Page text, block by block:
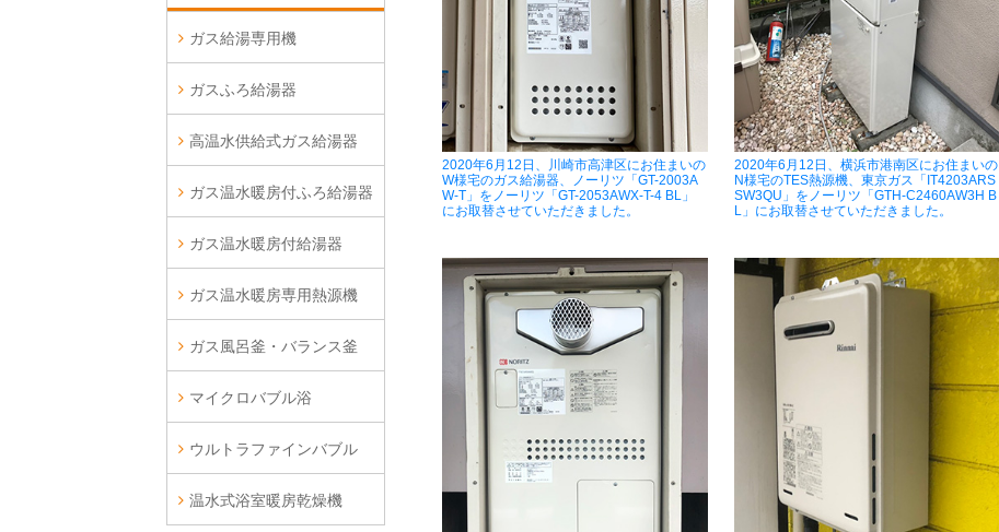
2020年6月12日、川崎市高津区にお住まいの
W様宅のガス給湯器、ノーリツ「GT-2003A
W-T」をノーリツ「GT-2053AWX-T-4 BL」
にお取替させていただきました。
2020年6月12日、横浜市港南区にお住まいの
N様宅のTES熱源機、東京ガス「IT4203ARS
SW3QU」をノーリツ「GTH-C2460AW3H B
L」にお取替させていただきました。
ガス給湯専用機
ガスふろ給湯器
高温水供給式ガス給湯器
ガス温水暖房付ふろ給湯器
ガス温水暖房付給湯器
ガス温水暖房専用熱源機
ガス風呂釜・バランス釜
マイクロバブル浴
ウルトラファインバブル
温水式浴室暖房乾燥機